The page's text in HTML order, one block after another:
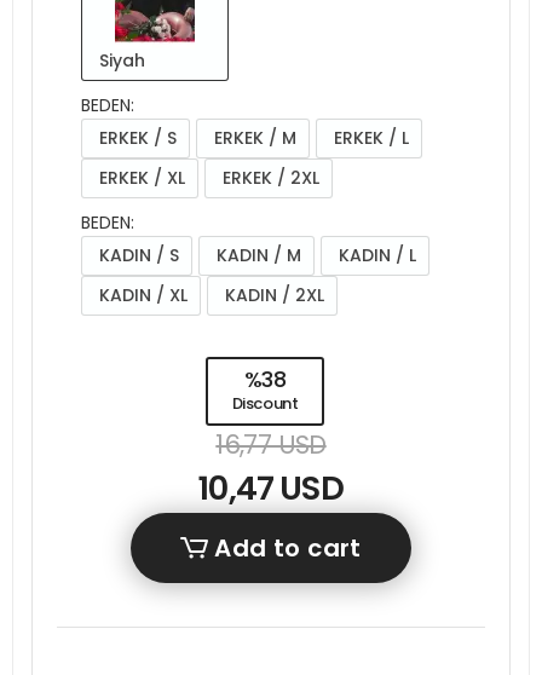
Siyah
BEDEN:
ERKEK / S
ERKEK / M
ERKEK / L
ERKEK / XL
ERKEK / 2XL
BEDEN:
KADIN / S
KADIN / M
KADIN / L
KADIN / XL
KADIN / 2XL
%38
Discount
16,77 USD
10,47 USD
Add to cart